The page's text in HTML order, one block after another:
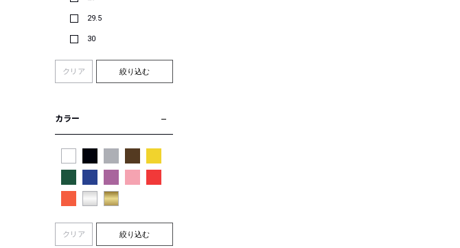
29.5
30
クリア 絞り込む
カラー
クリア 絞り込む